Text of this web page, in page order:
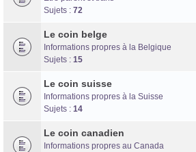
Sujets : 72
Le coin belge
Informations propres à la Belgique
Sujets : 15
Le coin suisse
Informations propres à la Suisse
Sujets : 14
Le coin canadien
Informations propres au Canada